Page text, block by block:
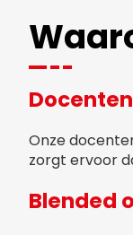
Onze
zorgt ervoor
Blended